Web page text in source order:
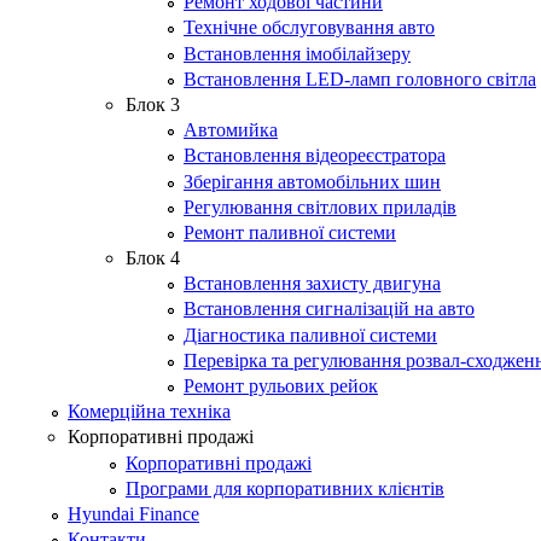
Технічне обслуговування авто
Встановлення імобілайзеру
Встановлення LED-ламп головного світла
Блок 3
Автомийка
Встановлення відеореєстратора
Зберігання автомобільних шин
Регулювання світлових приладів
Ремонт паливної системи
Блок 4
Встановлення захисту двигуна
Встановлення сигналізацій на авто
Діагностика паливної системи
Перевірка та регулювання розвал-
Ремонт рульових рейок
Комерційна техніка
Корпоративні продажі
Корпоративні продажі
Програми для корпоративних клієнтів
Hyundai Finance